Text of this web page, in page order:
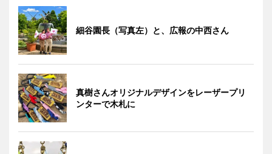
細谷園長（写真左）と、広報の中西さん
真樹さんオリジナルデザインをレーザープリ
ンターで木札に